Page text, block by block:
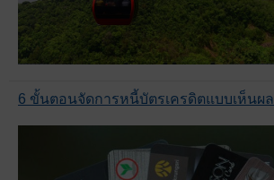
6 ขั้นตอนจัดการหนี้บัตรเครดิตแบบเห็นผล